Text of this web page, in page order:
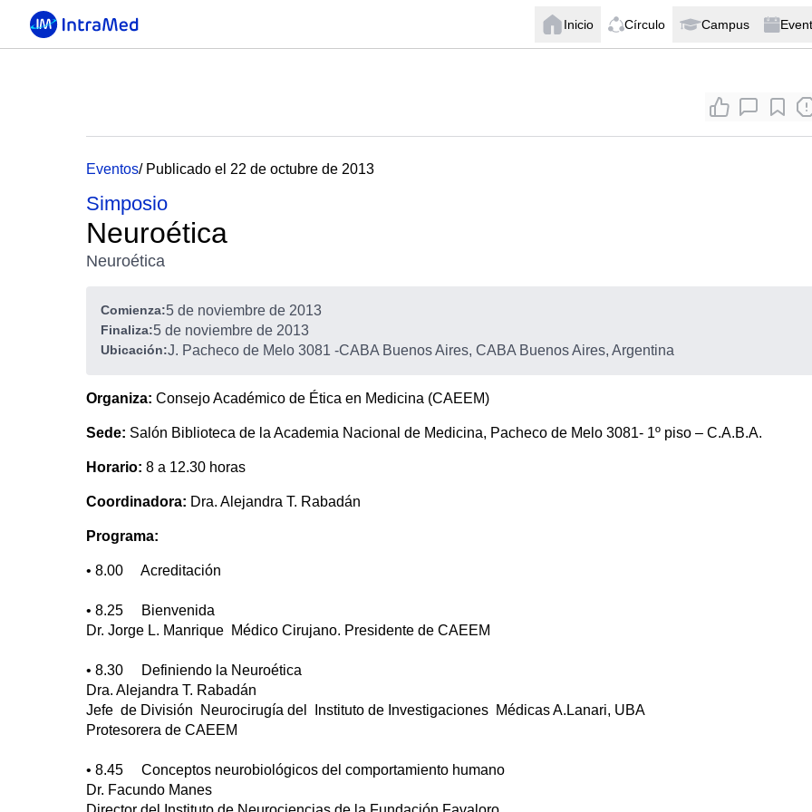
Inicio Círculo Campus
Eventos/ Publicado el 22 de octubre de 2013
Simposio
Neuroética
Neuroética
Comienza:5 de noviembre de 2013
Finaliza:5 de noviembre de 2013
Ubicación:J. Pacheco de Melo 3081 -CABA Buenos Aires, CABA Buenos Aires, Argentina
Organiza: Consejo Académico de Ética en Medicina (CAEEM)
Sede: Salón Biblioteca de la Academia Nacional de Medicina, Pacheco de Melo 3081- 1º piso – C.A.B.A.
Horario: 8 a 12.30 horas
Coordinadora: Dra. Alejandra T. Rabadán
Programa:
• 8.00 Acreditación
• 8.25 Bienvenida
Dr. Jorge L. Manrique Médico Cirujano. Presidente de CAEEM
• 8.30 Definiendo la Neuroética
Dra. Alejandra T. Rabadán
Jefe de División Neurocirugía del Instituto de Investigaciones Médicas A.Lanari, UBA
Protesorera de CAEEM
• 8.45 Conceptos neurobiológicos del comportamiento humano
Dr. Facundo Manes